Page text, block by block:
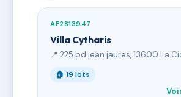
AF2813947
Villa Cytharis
📍 225 bd jean jaures, 13600 La
🏠 19 lots